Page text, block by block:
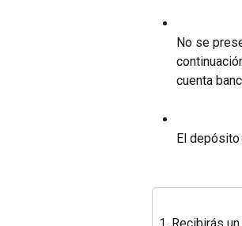
No se
cuenta
El
1. Recibirás